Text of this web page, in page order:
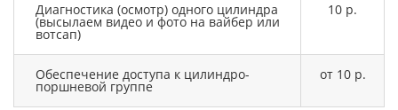
Диагностика (осмотр) одного цилиндра
(высылаем видео и фото на вайбер или
вотсап)
10 р.
Обеспечение доступа к цилиндро-
поршневой группе
от 10 р.